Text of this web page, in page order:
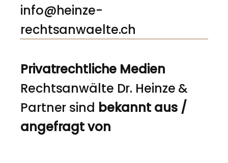
info@heinze-
rechtsanwaelte.ch
Privatrechtliche Medien
Rechtsanwälte Dr. Heinze &
Partner sind bekannt aus /
angefragt von